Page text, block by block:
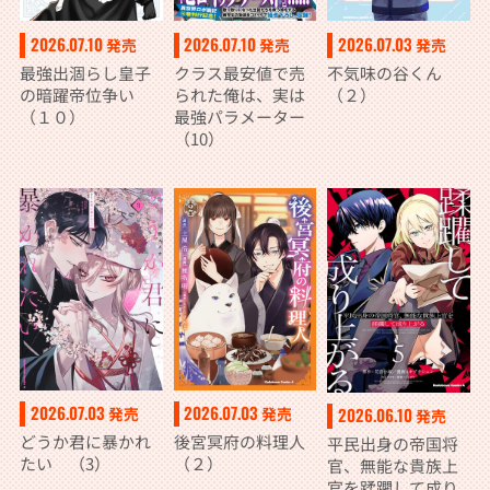
2026.07.10発売
最強出涸らし皇子
の暗躍帝位争い
（１０）
2026.07.10発売
クラス最安値で売
られた俺は、実は
最強パラメーター
（10）
2026.07.03 発売
不気味の谷くん
（２）
2026.07.03 発売
どうか君に暴かれ
たい （3）
2026.07.03 発売
後宮冥府の料理人
（２）
2026.06.10発売
平民出身の帝国将
官、無能な貴族上